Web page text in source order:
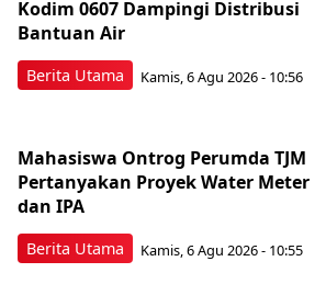
Berita Utama
Kodim 0607 Dampingi Distribusi
Bantuan Air
Kamis, 6 Agu 2026 - 10:56
Berita Utama
Mahasiswa Ontrog Perumda TJM
Pertanyakan Proyek Water Meter
dan IPA
Kamis, 6 Agu 2026 - 10:55